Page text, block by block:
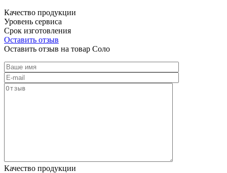
Качество продукции
Уровень сервиса
Срок изготовления
Оставить отзыв
Оставить отзыв на товар Соло
Качество продукции